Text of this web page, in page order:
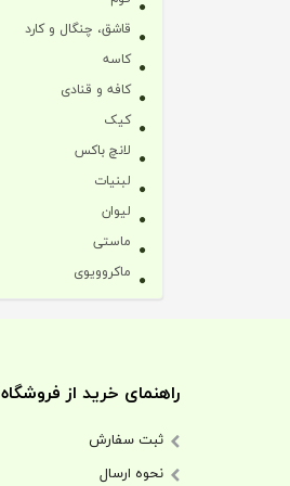
قاشق، چنگال و کارد
کاسه
کافه و قنادی
کیک
لانچ باکس
لبنیات
لیوان
ماستی
ماکروویوی
راهنمای خرید از فروشگاه
ثبت سفارش
نحوه ارسال